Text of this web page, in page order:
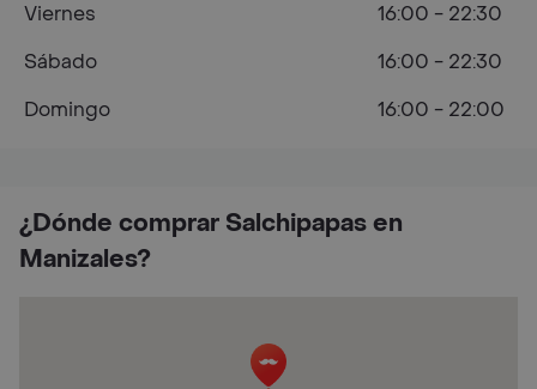
¿Dónde comprar Salchipapas en
Manizales?
Viernes
16:00 - 22:30
Sábado
16:00 - 22:30
Domingo
16:00 - 22:00